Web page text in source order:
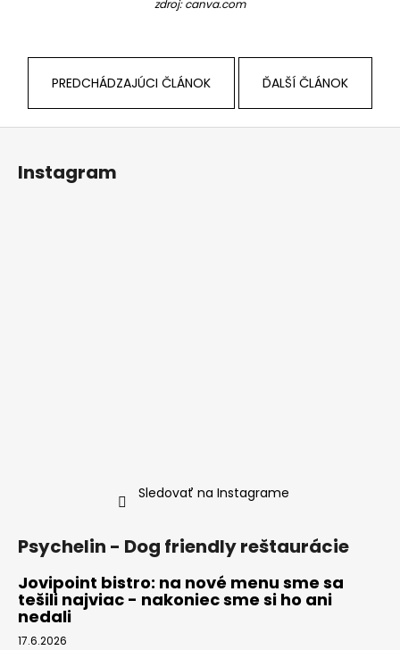
zdroj: canva.com
PREDCHÁDZAJÚCI ČLÁNOK ĎALŠÍ ČLÁNOK
Z
Instagram
Sledovať na Instagrame
Psychelin - Dog friendly reštaurácie
Jovipoint bistro: na nové menu sme sa
tešili najviac - nakoniec sme si ho ani
nedali
17.6.2026